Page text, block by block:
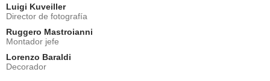
Luigi Kuveiller
Director de fotografía
Ruggero Mastroianni
Montador jefe
Lorenzo Baraldi
Decorador